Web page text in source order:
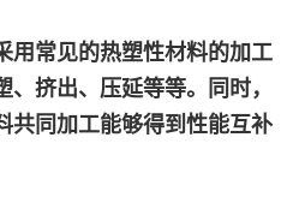
用常见的热塑性材料的加工
挤出、压延等等。同时，
共同加工能够得到性能互补